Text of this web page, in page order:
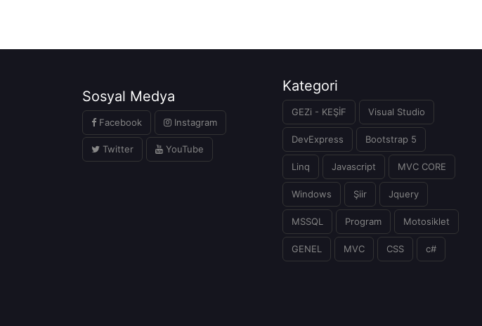
Sosyal Medya
Facebook Instagram
Twitter YouTube
Kategori
GEZi - KEŞİF Visual Studio
DevExpress Bootstrap 5
Linq Javascript MVC CORE
Windows Şiir Jquery
MSSQL Program Motosiklet
GENEL MVC CSS c#